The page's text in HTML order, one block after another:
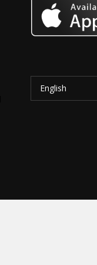
English